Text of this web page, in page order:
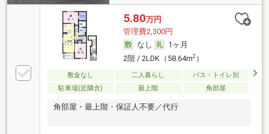
5.80万円
管理費2,300円
なし
1ヶ月
2階 / 2LDK（58.64m2）
敷金なし 二人暮らし
バス・トイレ別
駐車場(近隣含)
最上階 角部屋
角部屋・最上階・保証人不要／代行